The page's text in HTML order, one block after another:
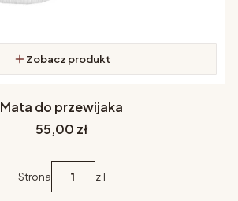
Zobacz produkt
Mata do przewijaka
Cena
55,00 zł
Strona z 1